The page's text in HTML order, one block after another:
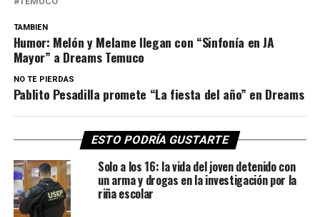
TAMBIEN
Humor: Melón y Melame llegan con “Sinfonía en JA
Mayor” a Dreams Temuco
NO TE PIERDAS
Pablito Pesadilla promete “La fiesta del año” en Dreams
ESTO PODRÍA GUSTARTE
Solo a los 16: la vida del joven detenido con
un arma y drogas en la investigación por la
riña escolar